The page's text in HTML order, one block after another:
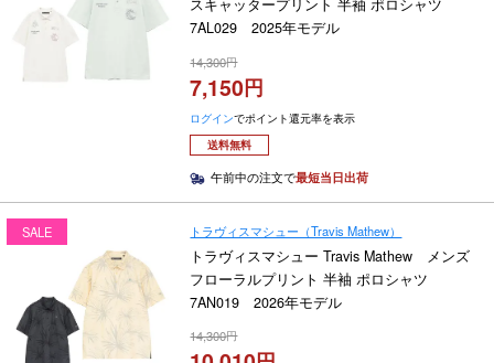
スキャッタープリント 半袖 ポロシャツ
7AL029 2025年モデル
14,300
7,150
ログインでポイント還元率を表示
送料無料
午前中の注文で最短当日出荷
SALE トラヴィスマシュー（Travis Mathew）
トラヴィスマシュー Travis Mathew メンズ
フローラルプリント 半袖 ポロシャツ
7AN019 2026年モデル
14,300